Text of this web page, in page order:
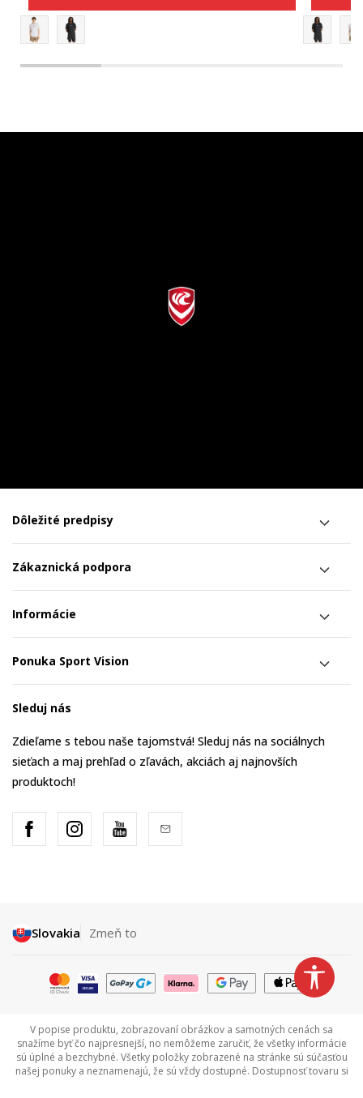
Dôležité predpisy
Zákaznická podpora
Informácie
Ponuka Sport Vision
Sleduj nás
Zdieľame s tebou naše tajomstvá! Sleduj nás na sociálnych
sieťach a maj prehľad o zľavách, akciách aj najnovších
produktoch!
Slovakia Zmeň to
V popise produktu, zobrazovaní obrázkov a samotných cenách sa
snažíme byť čo najpresnejší, no nemôžeme zaručiť, že všetky informácie
sú úplné a bezchybné. Všetky položky zobrazené na stránke sú súčasťou
našej ponuky a neznamenajú, že sú vždy dostupné. Dostupnosť tovaru si